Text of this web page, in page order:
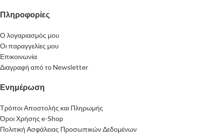
Πληροφορίες
Ο λογαριασμός μου
Οι παραγγελίες μου
Επικοινωνία
Διαγραφή από το Newsletter
Ενημέρωση
Τρόποι Αποστολής και Πληρωμής
Όροι Χρήσης e-Shop
Πολιτική Ασφάλειας Προσωπικών Δεδομένων